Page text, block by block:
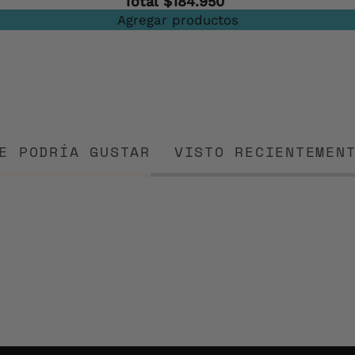
Agregar productos
PODRÍA GUSTAR VISTO